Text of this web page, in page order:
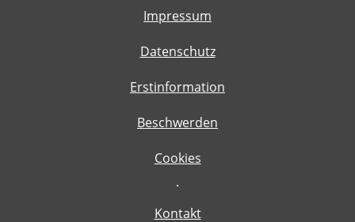
Impressum
Datenschutz
Erstinformation
Beschwerden
Cookies
·
Kontakt